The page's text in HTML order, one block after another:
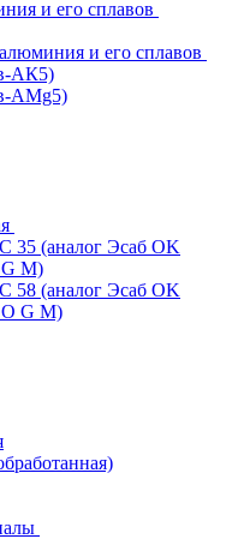
и его сплавов
и его сплавов
АК5)
АМg5)
35 (аналог Эсаб OK
M)
58 (аналог Эсаб OK
G M)